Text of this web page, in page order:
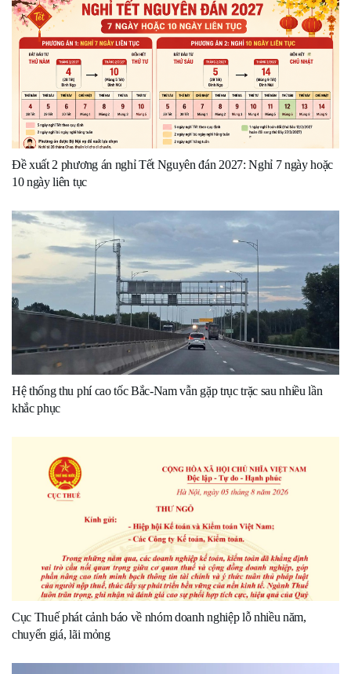
Đề xuất 2 phương án nghỉ Tết Nguyên đán 2027: Nghỉ 7 ngày hoặc
10 ngày liên tục
Hệ thống thu phí cao tốc Bắc-Nam vẫn gặp trục trặc sau nhiều lần
khắc phục
Cục Thuế phát cảnh báo về nhóm doanh nghiệp lỗ nhiều năm,
chuyển giá, lãi mỏng